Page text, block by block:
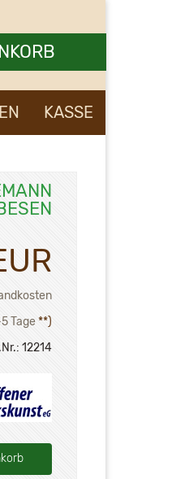
ist leer.
KASSE
Tage**)
12214